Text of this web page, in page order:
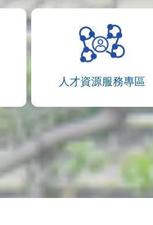
人才資源服務專區